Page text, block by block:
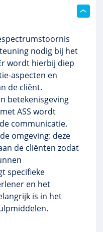
nodig bij het
wordt hierbij diep
aspecten en
de cliënt.
betekenisgeving
ASS wordt
communicatie.
omgeving: deze
de cliënten zodat
specifieke
en het
is in het